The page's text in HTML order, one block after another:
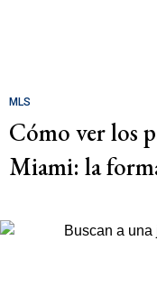
MLS
Cómo ver los
Miami: la